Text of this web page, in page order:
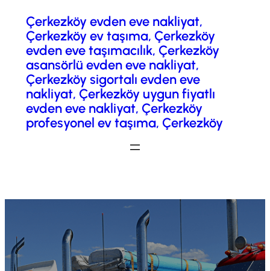
İçeriğeÇerkezköy evden eve nakliyat,
Çerkezköy ev taşıma, Çerkezköy
evden eve taşımacılık, Çerkezköy
asansörlü evden eve nakliyat,
Çerkezköy sigortalı evden eve
nakliyat, Çerkezköy uygun fiyatlı
evden eve nakliyat, Çerkezköy
profesyonel ev taşıma, Çerkezköy